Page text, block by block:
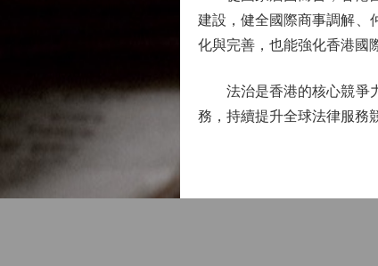
建設，健全國際商事調解、
化與完善，也能強化香港國
法治是香港的核心競爭力
務，持續提升全球法律服務